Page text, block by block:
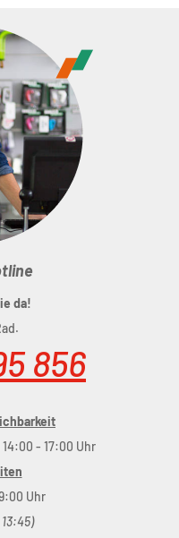
da!
856
- 17:00 Uhr
Uhr